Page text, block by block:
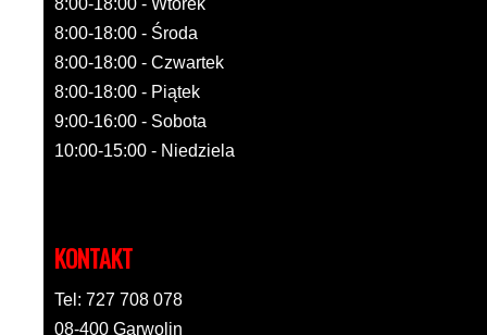
8:00-18:00 - Wtorek
8:00-18:00 - Środa
8:00-18:00 - Czwartek
8:00-18:00 - Piątek
9:00-16:00 - Sobota
10:00-15:00 - Niedziela
KONTAKT
Tel: 727 708 078
08-400 Garwolin